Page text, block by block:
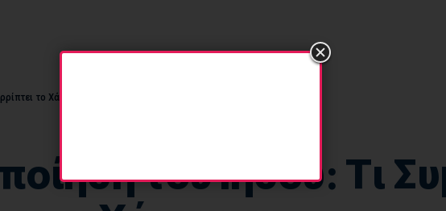
το Χάραγμα
του Ιησού: Τι